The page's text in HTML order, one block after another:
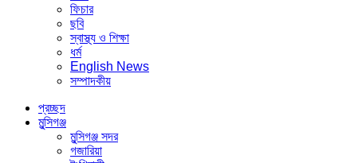
ফিচার
ছবি
স্বাস্থ্য ও শিক্ষা
ধর্ম
English News
সম্পাদকীয়
প্রচ্ছদ
মুন্সিগঞ্জ
মুন্সিগঞ্জ সদর
গজারিয়া